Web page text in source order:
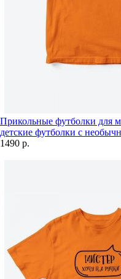
Прикольные футболки для
детские футболки с
1490 р.